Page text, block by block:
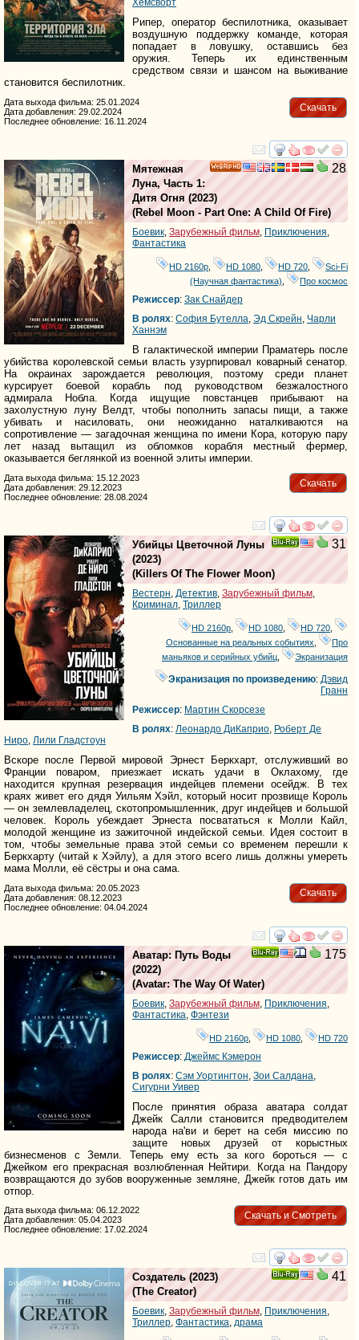
Хемсворт
Рипер, оператор беспилотника, оказывает
воздушную поддержку команде, которая
попадает в ловушку, оставшись без
оружия. Теперь их единственным
средством связи и шансом на выживание
становится беспилотник.
Скачать
Дата выхода фильма: 25.01.2024
Дата добавления: 29.02.2024
Последнее обновление: 16.11.2024
смотреть
28
Мятежная
Луна, Часть 1:
Дитя Огня (2023)
(Rebel Moon - Part One: A Child Of Fire)
Боевик, Зарубежный фильм, Приключения,
Фантастика
HD 2160р HD 1080 HD 720
Sci-Fi
(Научная фантастика)
Про космос
Режиссер: Зак Снайдер
В ролях: София Бутелла, Эд Скрейн, Чарли
Ханнэм
В галактической империи Праматерь после
убийства королевской семьи власть узурпировал коварный сенатор.
На окраинах зарождается революция, поэтому среди планет
курсирует боевой корабль под руководством безжалостного
адмирала Нобла. Когда ищущие повстанцев прибывают на
захолустную луну Велдт, чтобы пополнить запасы пищи, а также
убивать и насиловать, они неожиданно наталкиваются на
сопротивление — загадочная женщина по имени Кора, которую пару
лет назад вытащил из обломков корабля местный фермер,
оказывается беглянкой из военной элиты империи.
Скачать
Дата выхода фильма: 15.12.2023
Дата добавления: 29.12.2023
Последнее обновление: 28.08.2024
смотреть
31
Убийцы Цветочной Луны
(2023)
(Killers Of The Flower Moon)
Вестерн Детектив Зарубежный фильм
Криминал Триллер
HD 2160р HD 1080 HD 720
Основанные на реальных событиях
Про
маньяков и серийных убийц
Экранизация
Экранизация по произведению: Дэвид
Гранн
Режиссер: Мартин Скорсезе
В ролях: Леонардо ДиКаприо Роберт Де
Ниро Лили Гладстоун
Вскоре после Первой мировой Эрнест Беркхарт, отслуживший во
Франции поваром, приезжает искать удачи в Оклахому, где
находится крупная резервация индейцев племени осейдж. В тех
краях живет его дядя Уильям Хэйл, который носит прозвище Король
— он землевладелец, скотопромышленник, друг индейцев и большой
человек. Король убеждает Эрнеста посвататься к Молли Кайл,
молодой женщине из зажиточной индейской семьи. Идея состоит в
том, чтобы земельные права этой семьи со временем перешли к
Беркхарту (читай к Хэйлу), а для этого всего лишь должны умереть
мама Молли, её сёстры и она сама.
Скачать
Дата выхода фильма: 20.05.2023
Дата добавления: 08.12.2023
Последнее обновление: 04.04.2024
смотреть
175
Аватар: Путь Воды
(2022)
(Avatar: The Way Of Water)
Боевик Зарубежный фильм Приключения
Фантастика Фэнтези
HD 2160р HD 1080 HD 720
Режиссер: Джеймс Кэмерон
В ролях: Сэм Уортингтон Зои Салдана
Сигурни Уивер
После принятия образа аватара солдат
Джейк Салли становится предводителем
народа на'ви и берет на себя миссию по
защите новых друзей от корыстных
бизнесменов с Земли. Теперь ему есть за кого бороться — с
Джейком его прекрасная возлюбленная Нейтири. Когда на Пандору
возвращаются до зубов вооруженные земляне, Джейк готов дать им
отпор.
Скачать и Смотреть
Дата выхода фильма: 06.12.2022
Дата добавления: 05.04.2023
Последнее обновление: 17.02.2024
смотреть
41
Создатель (2023)
(The Creator)
Боевик, Зарубежный фильм, Приключения,
Триллер, Фантастика, драма